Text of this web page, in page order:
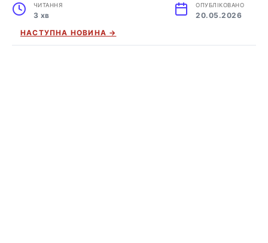
ЧИТАННЯ
3 хв
ОПУБЛІКОВАНО
20.05.2026
НАСТУПНА НОВИНА →